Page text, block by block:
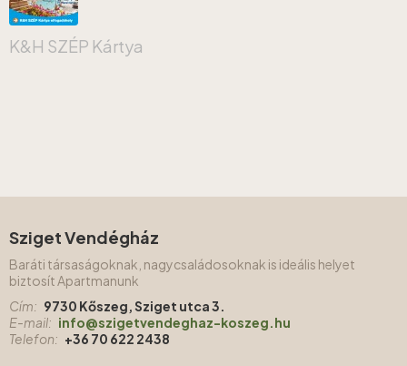
K&H SZÉP Kártya
Sziget Vendégház
Baráti társaságoknak, nagycsaládosoknak is ideális helyet
biztosít Apartmanunk
Cím: 9730 Kőszeg, Sziget utca 3.
E-mail: info@szigetvendeghaz-koszeg.hu
Telefon: +36 70 622 2438